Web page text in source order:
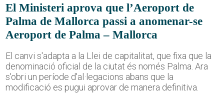
El Ministeri aprova que l’Aeroport de
Palma de Mallorca passi a anomenar-se
Aeroport de Palma – Mallorca
El canvi s'adapta a la Llei de capitalitat, que fixa que la
denominació oficial de la ciutat és només Palma. Ara
s'obri un període d'al·legacions abans que la
modificació es pugui aprovar de manera definitiva.